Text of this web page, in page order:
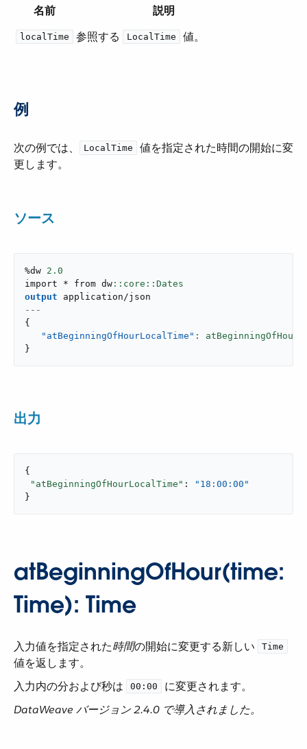
名前 説明
localTime 参照する ​ LocalTime ​ 値。
例
次の例では、​ LocalTime
​ 値を指定された時間の開始に変
更します。
ソース
%dw 2.0
import * from dw
output
application/json
---
{
"atBeginningOfHourLocalTime" :
}
出力
{
"atBeginningOfHourLocalTime" :
"18:00:00"
}
atBeginningOfHour(time:
Time): Time
入力値を指定された​時間​の開始に変更する新しい ​ Time
値を返します。
入力内の分および秒は ​
00:00
​ に変更されます。
DataWeave バージョン 2.4.0 で導入されました。